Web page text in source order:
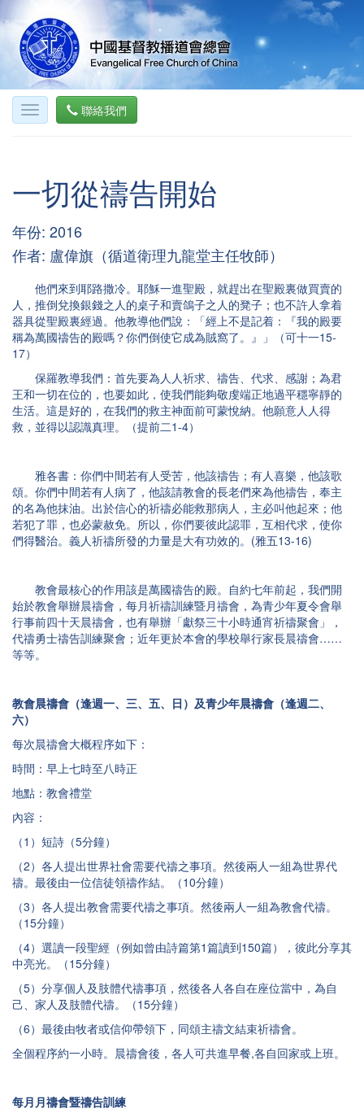
聯絡我們
一切從禱告開始
年份: 2016
作者: 盧偉旗（循道衛理九龍堂主任牧師）
他們來到耶路撒冷。耶穌一進聖殿，就趕出在聖殿裏做買賣的
人，推倒兌換銀錢之人的桌子和賣鴿子之人的凳子；也不許人拿着
器具從聖殿裏經過。他教導他們說：「經上不是記着：『我的殿要
稱為萬國禱告的殿嗎？你們倒使它成為賊窩了。』」（可十一15-
17）
保羅教導我們：首先要為人人祈求、禱告、代求、感謝；為君
王和一切在位的，也要如此，使我們能夠敬虔端正地過平穩寧靜的
生活。這是好的，在我們的救主神面前可蒙悅納。他願意人人得
救，並得以認識真理。（提前二1-4）
雅各書：你們中間若有人受苦，他該禱告；有人喜樂，他該歌
頌。你們中間若有人病了，他該請教會的長老們來為他禱告，奉主
的名為他抹油。出於信心的祈禱必能救那病人，主必叫他起來；他
若犯了罪，也必蒙赦免。所以，你們要彼此認罪，互相代求，使你
們得醫治。義人祈禱所發的力量是大有功效的。(雅五13-16)
教會最核心的作用該是萬國禱告的殿。自約七年前起，我們開
始於教會舉辦晨禱會，每月祈禱訓練暨月禱會，為青少年夏令會舉
行事前四十天晨禱會，也有舉辦「獻祭三十小時通宵祈禱聚會」，
代禱勇士禱告訓練聚會；近年更於本會的學校舉行家長晨禱會……
等等。
教會晨禱會（逢週一、三、五、日）及青少年晨禱會（逢週二、
六）
每次晨禱會大概程序如下：
時間：早上七時至八時正
地點：教會禮堂
內容：
（1）短詩（5分鐘）
（2）各人提出世界社會需要代禱之事項。然後兩人一組為世界代
禱。最後由一位信徒領禱作結。（10分鐘）
（3）各人提出教會需要代禱之事項。然後兩人一組為教會代禱。
（15分鐘）
（4）選讀一段聖經（例如曾由詩篇第1篇讀到150篇），彼此分享其
中亮光。（15分鐘）
（5）分享個人及肢體代禱事項，然後各人各自在座位當中，為自
己、家人及肢體代禱。（15分鐘）
（6）最後由牧者或信仰帶領下，同頌主禱文結束祈禱會。
全個程序約一小時。晨禱會後，各人可共進早餐,各自回家或上班。
每月月禱會暨禱告訓練